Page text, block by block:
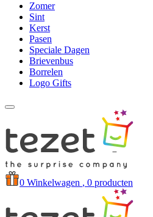
Zomer
Sint
Kerst
Pasen
Speciale Dagen
Brievenbus
Borrelen
Logo Gifts
0 Winkelwagen , 0 producten